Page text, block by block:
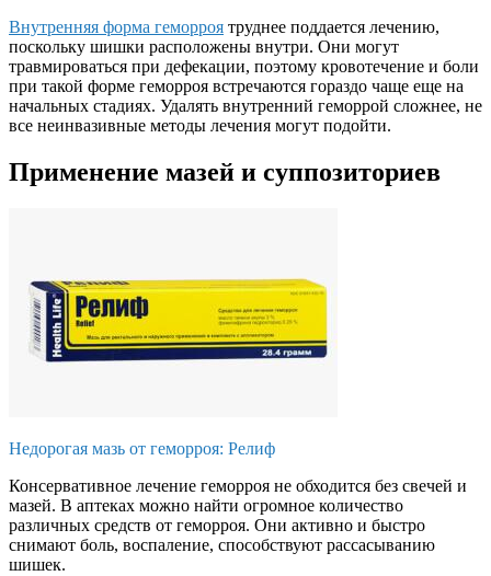
Внутренняя форма геморроя труднее поддается лечению,
поскольку шишки расположены внутри. Они могут
травмироваться при дефекации, поэтому кровотечение и боли
при такой форме геморроя встречаются гораздо чаще еще на
начальных стадиях. Удалять внутренний геморрой сложнее, не
все неинвазивные методы лечения могут подойти.
Применение мазей и суппозиториев
Недорогая мазь от геморроя: Релиф
Консервативное лечение геморроя не обходится без свечей и
мазей. В аптеках можно найти огромное количество
различных средств от геморроя. Они активно и быстро
снимают боль, воспаление, способствуют рассасыванию
шишек.